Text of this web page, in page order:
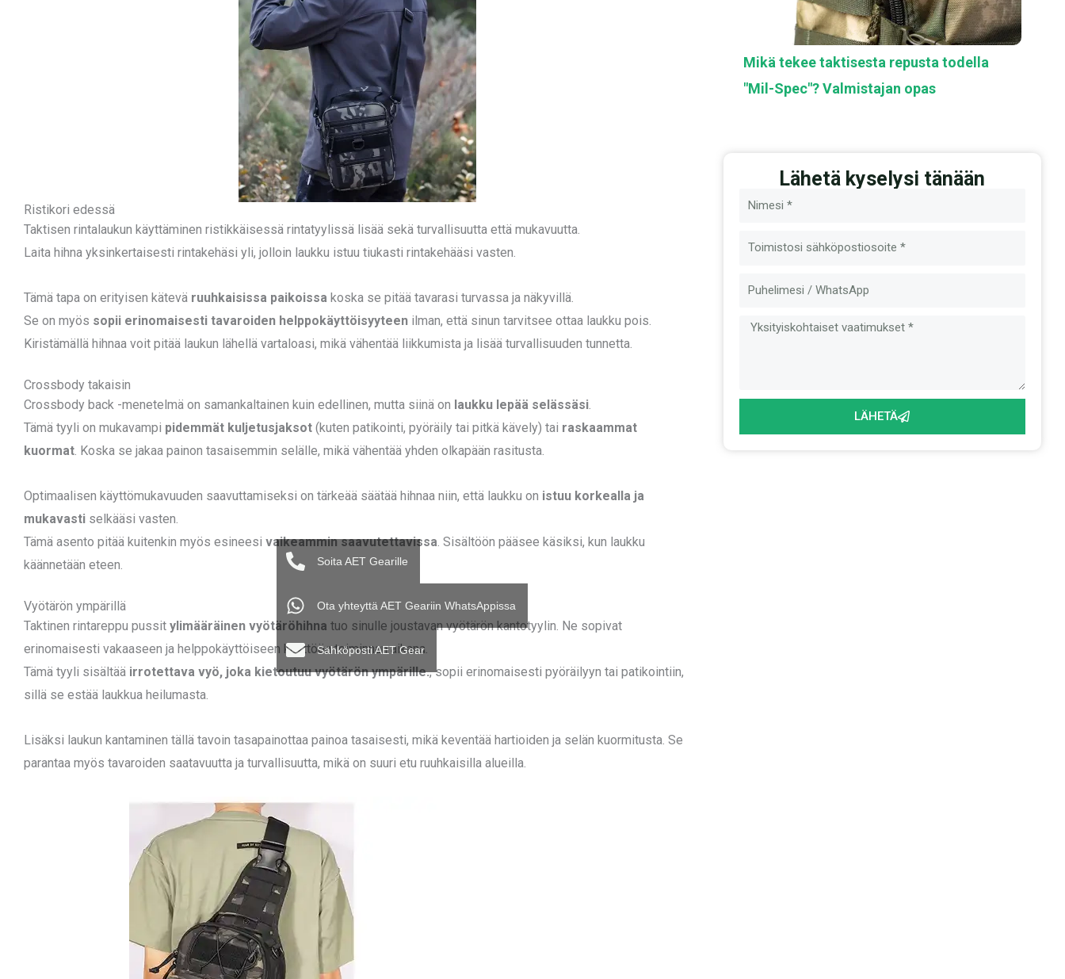
Ristikori edessä
Taktisen rintalaukun käyttäminen ristikkäisessä rintatyylissä lisää sekä turvallisuutta että mukavuutta.
Laita hihna yksinkertaisesti rintakehäsi yli, jolloin laukku istuu tiukasti rintakehääsi vasten.
Tämä tapa on erityisen kätevä ruuhkaisissa paikoissa koska se pitää tavarasi turvassa ja näkyvillä.
Se on myös sopii erinomaisesti tavaroiden helppokäyttöisyyteen ilman, että sinun tarvitsee ottaa laukku pois.
Kiristämällä hihnaa voit pitää laukun lähellä vartaloasi, mikä vähentää liikkumista ja lisää turvallisuuden tunnetta.
Crossbody takaisin
Crossbody back -menetelmä on samankaltainen kuin edellinen, mutta siinä on laukku lepää selässäsi.
Tämä tyyli on mukavampi pidemmät kuljetusjaksot (kuten patikointi, pyöräily tai pitkä kävely) tai raskaammat
kuormat. Koska se jakaa painon tasaisemmin selälle, mikä vähentää yhden olkapään rasitusta.
Optimaalisen käyttömukavuuden saavuttamiseksi on tärkeää säätää hihnaa niin, että laukku on istuu korkealla ja
mukavasti selkääsi vasten.
Tämä asento pitää kuitenkin myös esineesi vaikeammin saavutettavissa. Sisältöön pääsee käsiksi, kun laukku
käännetään eteen.
Vyötärön ympärillä
Taktinen rintareppu pussit ylimääräinen vyötäröhihna tuo sinulle joustavan vyötärön kantotyylin. Ne sopivat
erinomaisesti vakaaseen ja helppokäyttöiseen käyttöön toiminnan aikana.
Tämä tyyli sisältää irrotettava vyö, joka kietoutuu vyötärön ympärille., sopii erinomaisesti pyöräilyyn tai patikointiin,
sillä se estää laukkua heilumasta.
Lisäksi laukun kantaminen tällä tavoin tasapainottaa painoa tasaisesti, mikä keventää hartioiden ja selän kuormitusta. Se
parantaa myös tavaroiden saatavuutta ja turvallisuutta, mikä on suuri etu ruuhkaisilla alueilla.
Mikä tekee taktisesta repusta todella
"Mil-Spec"? Valmistajan opas
Lähetä kyselysi tänään
Nimi
Sähköposti
Viesti
LÄHETÄ
Soita AET Gearille
Ota yhteyttä AET Geariin WhatsAppissa
Sähköposti AET Gear